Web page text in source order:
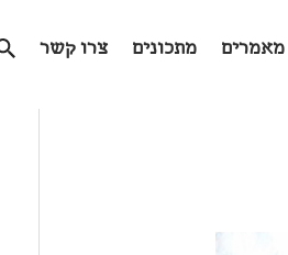
מאמרים מתכונים צרו קשר